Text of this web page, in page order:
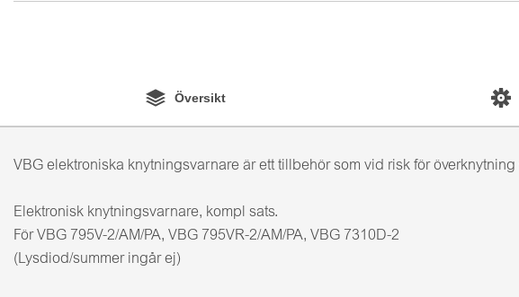
Översikt
VBG elektroniska knytningsvarnare är ett tillbehör som vid risk för
Elektronisk knytningsvarnare, kompl sats.
För VBG 795V-2/AM/PA, VBG 795VR-2/AM/PA, VBG 7310D-2
(Lysdiod/summer ingår ej)